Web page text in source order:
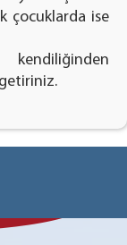
çocuklarda ise
kendiliğinden